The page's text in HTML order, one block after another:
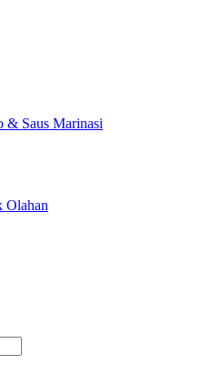
& Saus Marinasi
Olahan